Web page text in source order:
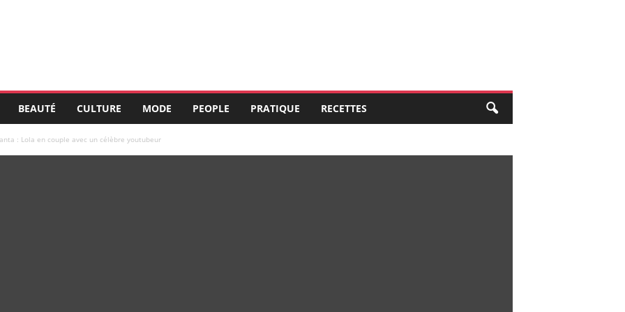
BEAUTÉ CULTURE MODE PEOPLE PRATIQUE RECETTES
: Lola en couple avec un célèbre youtubeur